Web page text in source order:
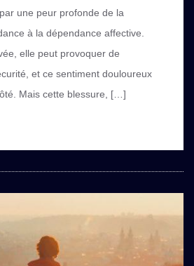
une peur profonde de la
à la dépendance affective.
elle peut provoquer de
et ce sentiment douloureux
Mais cette blessure, […]